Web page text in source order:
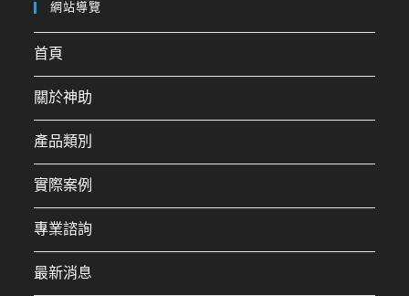
網站導覽
首頁
關於神助
產品類別
實際案例
專業諮詢
最新消息